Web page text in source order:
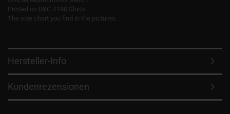
Printed on B&C #190 Shirts
The size chart you find in the pictures.
Hersteller-Info
Kundenrezensionen